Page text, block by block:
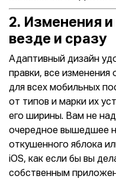
2. Изменения
везде и сразу
Адаптивный дизайн
правки, все
для всех мобильных
от типов и марки их
его ширины. Вам не
очередное вышедшее
откушенного яблока
iOS, как если бы вы
собственным